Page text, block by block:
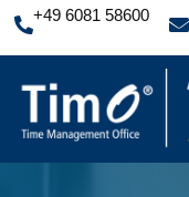
+49 6081 58600